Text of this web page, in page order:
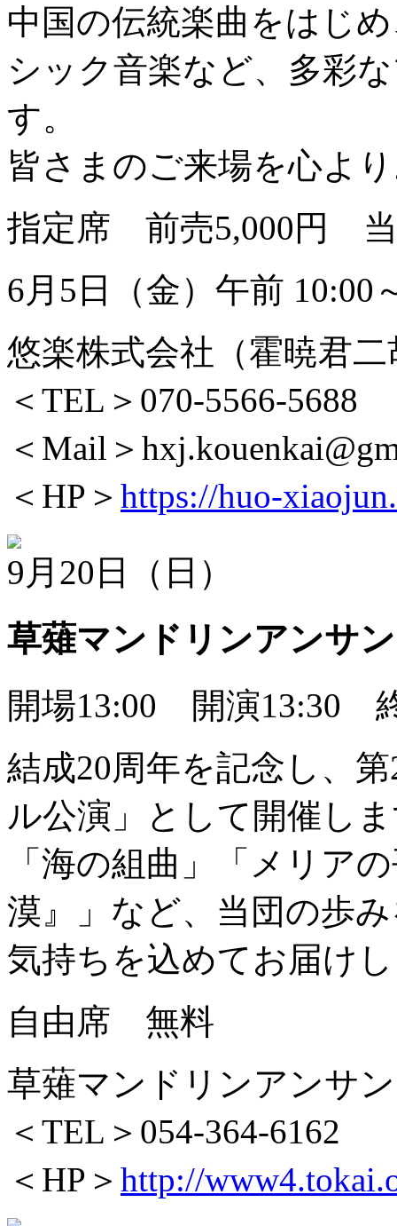
中国の伝統楽曲をはじ
シック音楽など、多彩
す。
皆さまのご来場を心よ
指定席 前売5,000円 当
6月5日（金）午前 10:00
悠楽株式会社（霍暁君
＜TEL＞070-5566-5688
＜Mail＞
＜HP＞ https://huo-
9月20日（日）
草薙マンドリンアンサ
開場13:00 開演13:30
結成20周年を記念し、
ル公演」として開催し
「海の組曲」「メリア
漠』」など、当団の歩
気持ちを込めてお届け
自由席 無料
草薙マンドリンアンサ
＜TEL＞054-364-6162
＜HP＞ http://